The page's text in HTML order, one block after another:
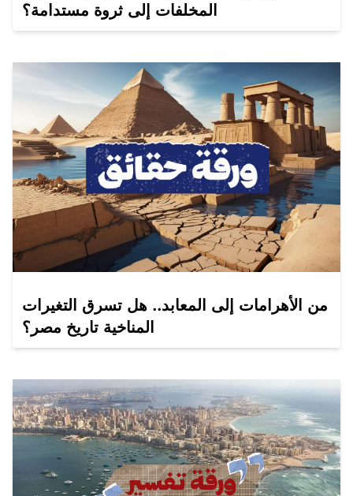
المخلفات إلى ثروة مستدامة؟
من الأهرامات إلى المعابد.. هل تسرق التغيرات
المناخية تاريخ مصر؟